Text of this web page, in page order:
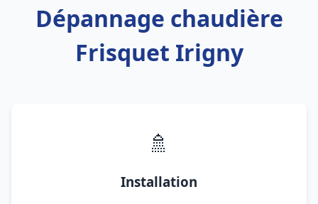
Dépannage chaudière
Frisquet Irigny
🚿
Installation